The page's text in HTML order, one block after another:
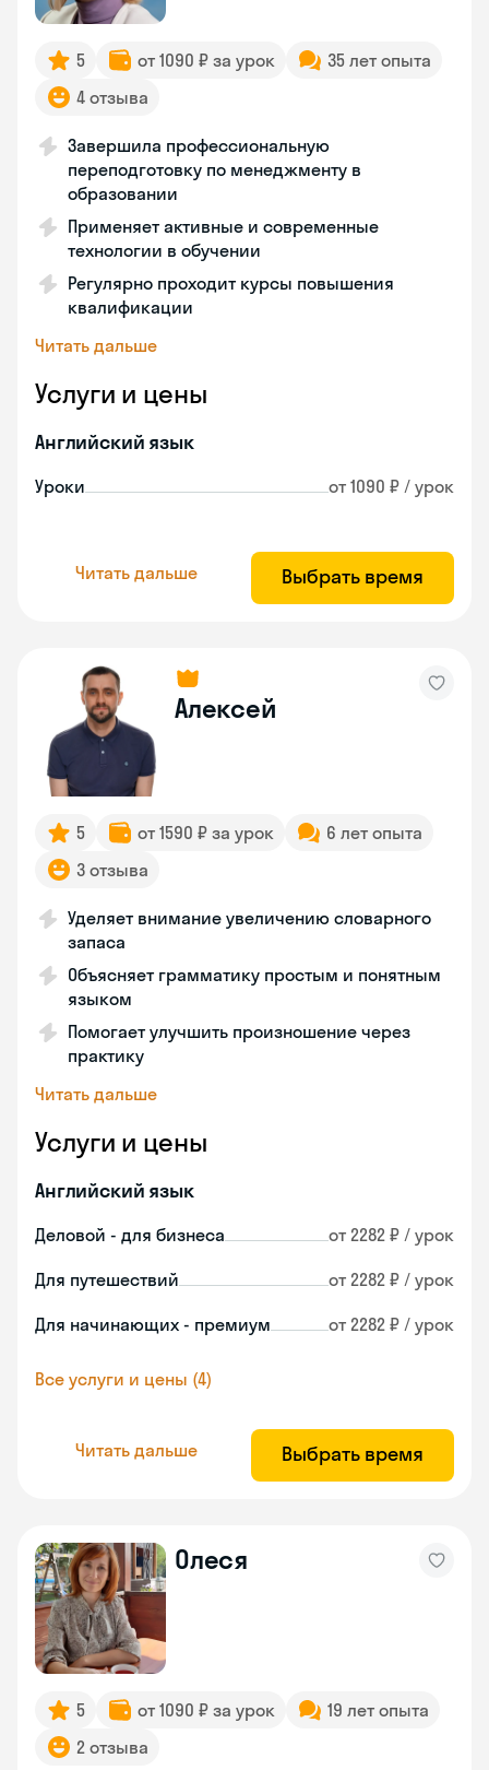
5 от 1090 ₽ за урок
35 лет опыта
4 отзыва
Завершила профессиональную
переподготовку по менеджменту в
образовании
Применяет активные и современные
технологии в обучении
Регулярно проходит курсы повышения
квалификации
Читать дальше
Услуги и цены
Английский язык
Уроки от 1090 ₽ / урок
Читать дальше Выбрать время
Алексей
5 от 1590 ₽ за урок
6 лет опыта
3 отзыва
Уделяет внимание увеличению словарного
запаса
Объясняет грамматику простым и понятным
языком
Помогает улучшить произношение через
практику
Читать дальше
Услуги и цены
Английский язык
Деловой - для бизнеса от 2282 ₽ / урок
Для путешествий от 2282 ₽ / урок
Для начинающих - премиум от 2282 ₽ / урок
Все услуги и цены (4)
Читать дальше Выбрать время
Олеся
5 от 1090 ₽ за урок
19 лет опыта
2 отзыва